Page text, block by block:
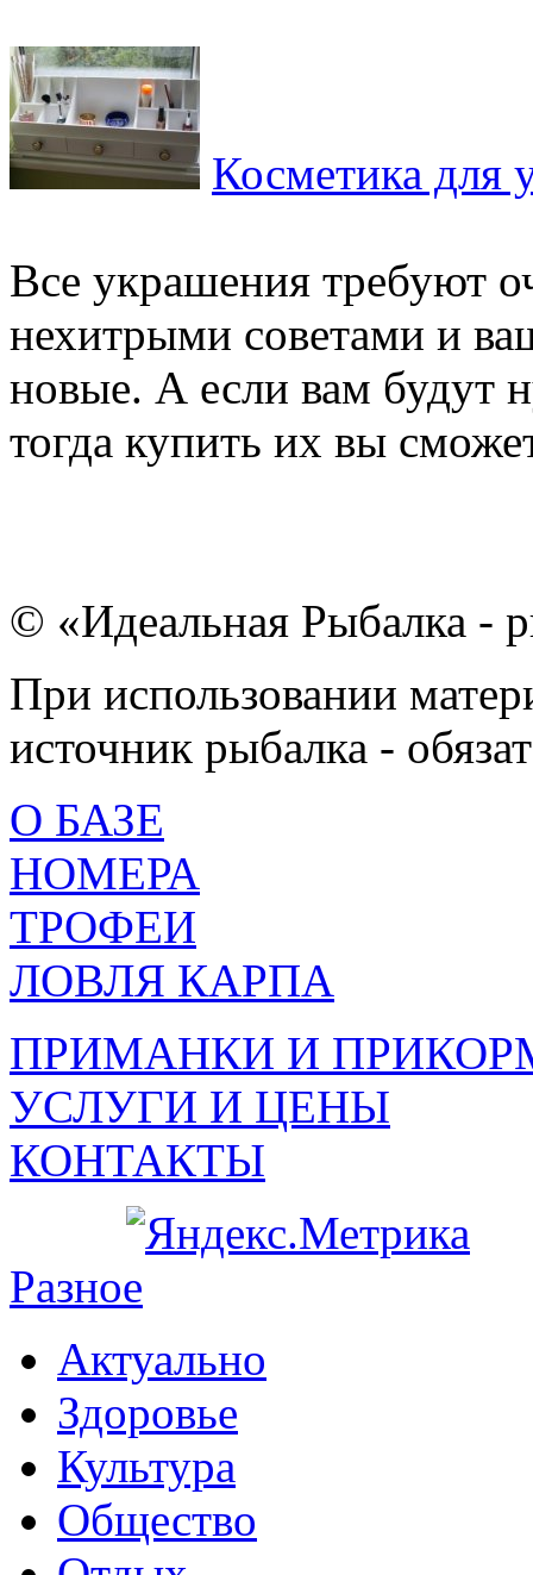
Косметика для
Все украшения требуют
нехитрыми советами и
новые. А если вам будут
тогда купить их вы
© «Идеальная Рыбалка -
При использовании
источник рыбалка -
О БАЗЕ
НОМЕРА
ТРОФЕИ
ЛОВЛЯ КАРПА
ПРИМАНКИ И
УСЛУГИ И ЦЕНЫ
КОНТАКТЫ
Разное
Актуально
Здоровье
Культура
Общество